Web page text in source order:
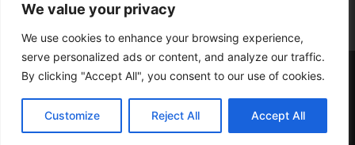
We value your privacy
We use cookies to enhance your browsing experience,
serve personalized ads or content, and analyze our traffic.
By clicking "Accept All", you consent to our use of cookies.
Customize Reject All Accept All
Αρχική ΑΝTΡΙΚΟ ΝΕΑ – ΑΝΑΚΟΙΝΩΣΕΙΣ
ΓΥΝΑΙΚΩΝ
ΕΦΗΒΙΚΟ
ΠΑΙΔΙΚΟ ΚΟΡΑΣΙΔΕΣ
ΠΡΟΓΡΑΜΜΑ ΑΓΩΝΩΝ
ΕΡΓΑΣΙΑΚΟ
© KADMOS BC - 2020